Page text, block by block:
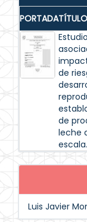
PORTADATÍTULO
de
de
leche
escala.
Luis Javier